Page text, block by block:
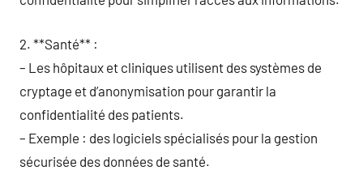
2. **Santé** :
– Les hôpitaux et cliniques utilisent des systèmes de
cryptage et d’anonymisation pour garantir la
confidentialité des patients.
– Exemple : des logiciels spécialisés pour la gestion
sécurisée des données de santé.